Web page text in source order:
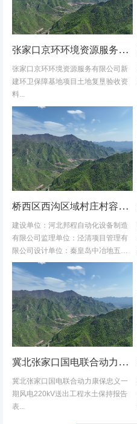
张家口京环环境资源服务有限公司新建环卫保障基地项目土地复垦验收资料
张家口京环环境资源服务有限公司新
建环卫保障基地项目土地复垦验收资
料...
桥西区西沟区域村庄村容村貌改造提升及基础设施建设项目堆料场土地复垦验收资料
建设单位：河北邦程自动化设备制造
有限公司监理单位：泾清项目管理有
限公司设计单位：秦皇岛中冶地五一
五勘测有限公司施工单位：河北康安
劳务派遣有限公司桥西区西沟区域村
庄村容村貌改造提升及基础设施建设
项目堆料...
冀北张家口国电联合动力康保忠义一期风电220kV送出工程水土保持报告表
冀北张家口国电联合动力康保忠义一
期风电220kV送出工程水土保持报告
表...